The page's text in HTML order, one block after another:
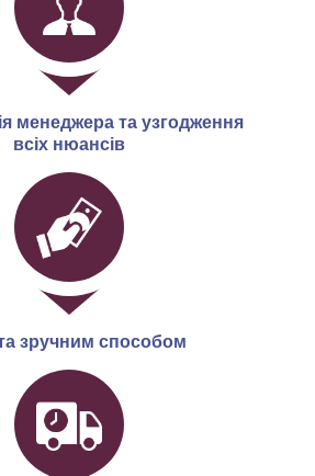
менеджера та узгодження
всіх нюансів
зручним способом